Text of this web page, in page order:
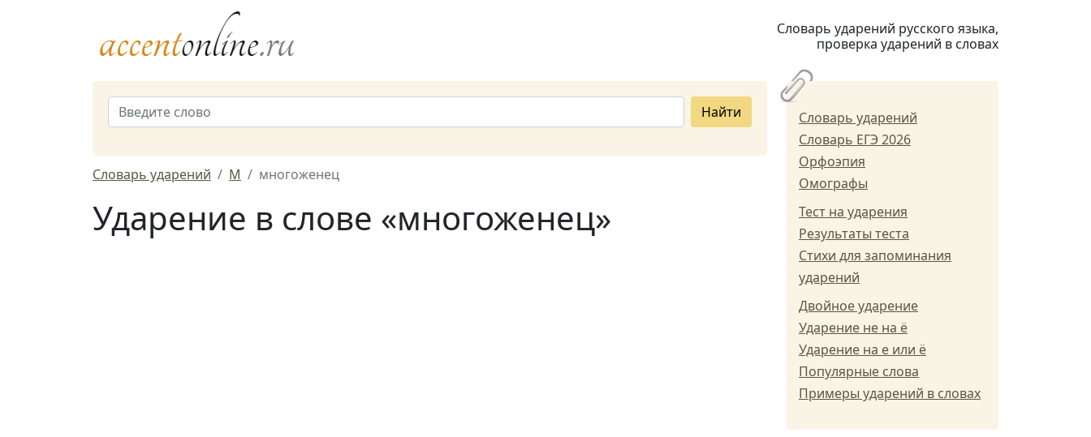
Словарь ударений русского языка,
проверка ударений в словах
Найти
Словарь ударений М многоженец
Ударение в слове «многоженец»
Словарь ударений
Словарь ЕГЭ 2026
Орфоэпия
Омографы
Тест на ударения
Результаты теста
Стихи для запоминания
ударений
Двойное ударение
Ударение не на ё
Ударение на е или ё
Популярные слова
Примеры ударений в словах